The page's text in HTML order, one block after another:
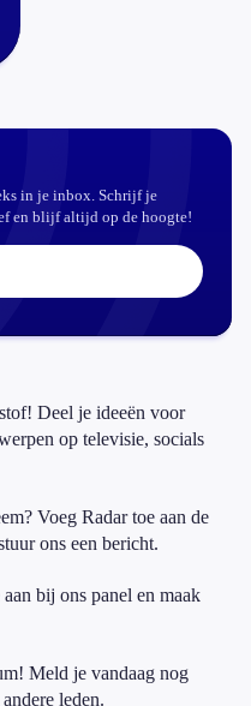
in je inbox. Schrijf je
en blijf altijd op de hoogte!
Deel je ideeën voor
op televisie, socials
Voeg Radar toe aan de
ons een bericht.
bij ons panel en maak
Meld je vandaag nog
leden.